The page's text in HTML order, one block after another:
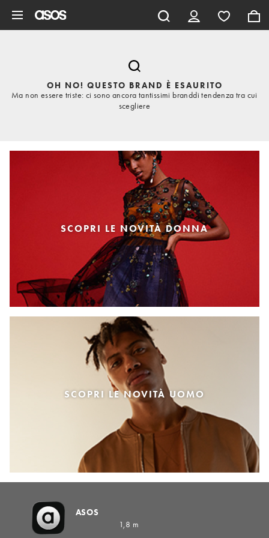
OH NO! QUESTO BRAND È ESAURITO
Ma non essere triste: ci sono ancora tantissimi branddi tendenza tra cui
scegliere
SCOPRI LE NOVITÀ DONNA
SCOPRI LE NOVITÀ UOMO
ASOS
1,8 m